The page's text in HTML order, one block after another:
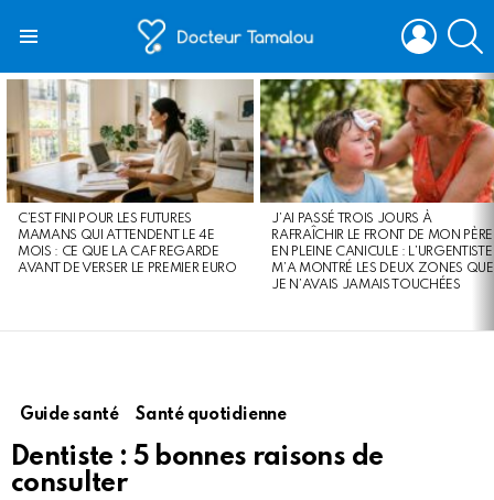
LOGIN
LATEST
STORIES
C’EST FINI POUR LES FUTURES
MAMANS QUI ATTENDENT LE 4E
MOIS : CE QUE LA CAF REGARDE
AVANT DE VERSER LE PREMIER EURO
J’AI PASSÉ TROIS JOURS À
RAFRAÎCHIR LE FRONT DE MON PÈRE
EN PLEINE CANICULE : L’URGENTISTE
M’A MONTRÉ LES DEUX ZONES QUE
JE N’AVAIS JAMAIS TOUCHÉES
Guide santé Santé quotidienne
Dentiste : 5 bonnes raisons de
consulter